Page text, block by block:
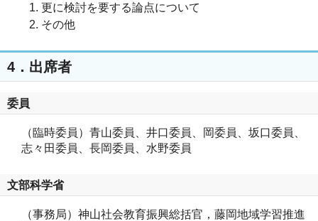
更に検討を要する論点について
その他
4．出席者
委員
（臨時委員）青山委員、井口委員、岡委員、坂口委員、
志々田委員、長岡委員、水野委員
文部科学省
（事務局）神山社会教育振興総括官，藤岡地域学習推進